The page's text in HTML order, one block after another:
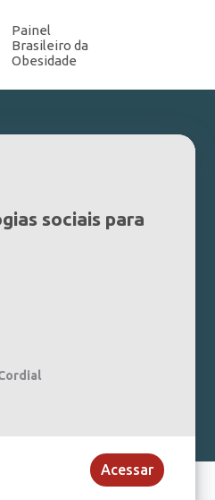
Painel
Brasileiro da
Obesidade
sociais para
Acessar